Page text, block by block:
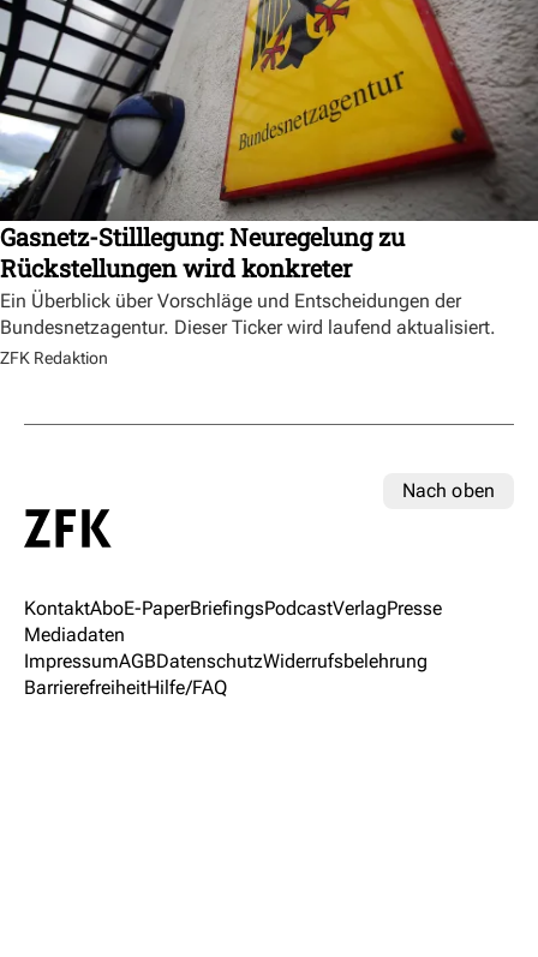
Gasnetz-Stilllegung: Neuregelung zu
Rückstellungen wird konkreter
Ein Überblick über Vorschläge und Entscheidungen der
Bundesnetzagentur. Dieser Ticker wird laufend aktualisiert.
ZFK Redaktion
Nach oben
KontaktAboE-PaperBriefingsPodcastVerlagPresse
Mediadaten
ImpressumAGBDatenschutzWiderrufsbelehrung
BarrierefreiheitHilfe/FAQ